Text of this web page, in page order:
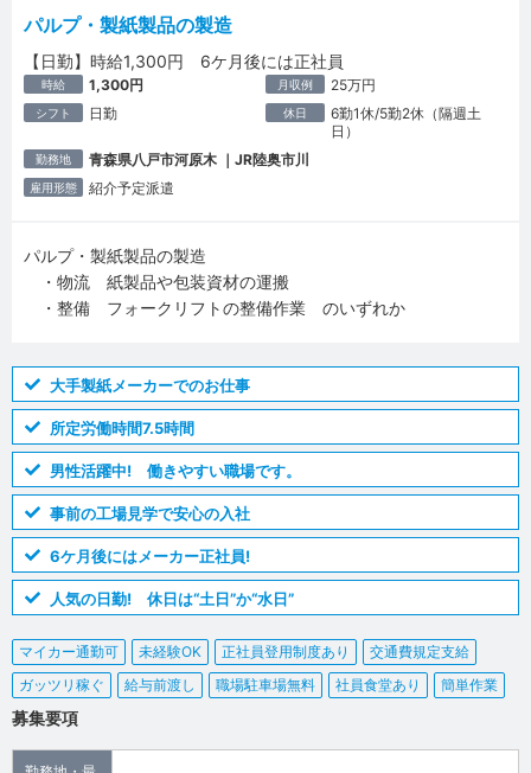
パルプ・製紙製品の製造
【日勤】時給1,300円 6ケ月後には正社員
時給 1,300円 月収例 25万円
シフト 日勤 休日
6勤1休/5勤2休（隔週土
日）
勤務地 青森県八戸市河原木 ｜JR陸奥市川
雇用形態 紹介予定派遣
パルプ・製紙製品の製造
・物流 紙製品や包装資材の運搬
・整備 フォークリフトの整備作業 のいずれか
大手製紙メーカーでのお仕事
所定労働時間7.5時間
男性活躍中! 働きやすい職場です。
事前の工場見学で安心の入社
6ケ月後にはメーカー正社員!
人気の日勤! 休日は“土日”か“水日”
マイカー通勤可 未経験OK 正社員登用制度あり
交通費規定支給
ガッツリ稼ぐ
給与前渡し 職場駐車場無料 社員食堂あり 簡単作業
募集要項